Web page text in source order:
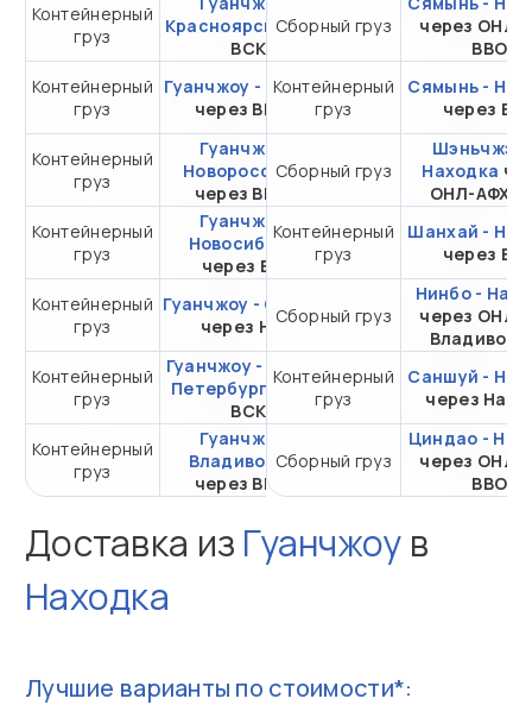
Контейнерный
груз
Красноярск через
ВСК
от 277 402,96 ₽ за
20DC
Контейнерный
груз
Гуанчжоу - Москва
через ВМПП
от 417 729 ₽ за 20DC
Контейнерный
груз
Гуанчжоу -
Новороссийск
через ВМТП
от 345 163,30 ₽ за
20DC
Контейнерный
груз
Гуанчжоу -
Новосибирск
через ВСК
от 290 934,96 ₽ за
20DC
Контейнерный
груз
Гуанчжоу - Самара
через НЛЭ
от 634 883,65 ₽ за
20DC
Контейнерный
груз
Гуанчжоу - Санкт-
Петербург через
ВСК
от 296 361,96 ₽ за
20DC
Контейнерный
груз
Гуанчжоу -
Владивосток
через ВМТП
от 106 698,06 ₽ за
20DC
Сборный груз
через ОНЛ-
ВВО
Контейнерный
груз
Сямынь -
через
Сборный груз
Находка
ОНЛ-АФХ
Контейнерный
груз
Шанхай -
через
Сборный груз
Нинбо -
через ОНЛ-
Контейнерный
груз
Саншуй -
через
Сборный груз
Циндао -
через ОНЛ-
ВВО
Доставка из Гуанчжоу в
Находка
Лучшие варианты по стоимости*: